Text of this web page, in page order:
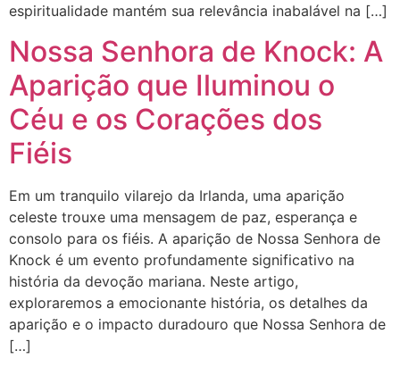
espiritualidade mantém sua relevância inabalável na […]
Nossa Senhora de Knock: A
Aparição que Iluminou o
Céu e os Corações dos
Fiéis
Em um tranquilo vilarejo da Irlanda, uma aparição
celeste trouxe uma mensagem de paz, esperança e
consolo para os fiéis. A aparição de Nossa Senhora de
Knock é um evento profundamente significativo na
história da devoção mariana. Neste artigo,
exploraremos a emocionante história, os detalhes da
aparição e o impacto duradouro que Nossa Senhora de
[…]